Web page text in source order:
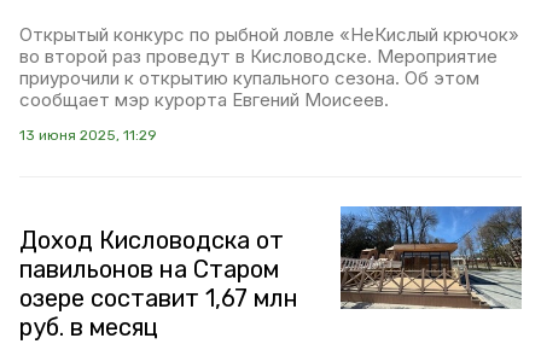
Открытый конкурс по рыбной ловле «НеКислый крючок»
во второй раз проведут в Кисловодске. Мероприятие
приурочили к открытию купального сезона. Об этом
сообщает мэр курорта Евгений Моисеев.
13 июня 2025, 11:29
Доход Кисловодска от
павильонов на Старом
озере составит 1,67 млн
руб. в месяц